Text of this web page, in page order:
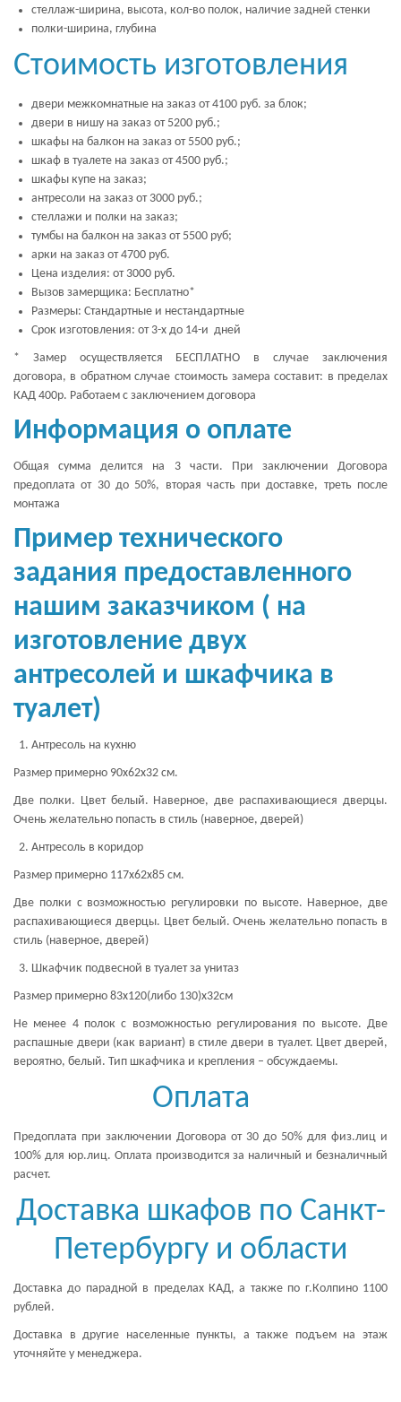
стеллаж-ширина, высота, кол-во полок, наличие задней стенки
полки-ширина, глубина
Стоимость изготовления
двери межкомнатные на заказ от 4100 руб. за блок;
двери в нишу на заказ от 5200 руб.;
шкафы на балкон на заказ от 5500 руб.;
шкаф в туалете на заказ от 4500 руб.;
шкафы купе на заказ;
антресоли на заказ от 3000 руб.;
стеллажи и полки на заказ;
тумбы на балкон на заказ от 5500 руб;
арки на заказ от 4700 руб.
Цена изделия: от 3000 руб.
Вызов замерщика: Бесплатно*
Размеры: Стандартные и нестандартные
Срок изготовления: от 3-х до 14-и дней
* Замер осуществляется БЕСПЛАТНО в случае заключения
договора, в обратном случае стоимость замера составит: в пределах
КАД 400р. Работаем с заключением договора
Информация о оплате
Общая сумма делится на 3 части. При заключении Договора
предоплата от 30 до 50%, вторая часть при доставке, треть после
монтажа
Пример технического
задания предоставленного
нашим заказчиком ( на
изготовление двух
антресолей и шкафчика в
туалет)
Антресоль на кухню
Размер примерно 90х62х32 см.
Две полки. Цвет белый. Наверное, две распахивающиеся дверцы.
Очень желательно попасть в стиль (наверное, дверей)
Антресоль в коридор
Размер примерно 117х62х85 см.
Две полки с возможностью регулировки по высоте. Наверное, две
распахивающиеся дверцы. Цвет белый. Очень желательно попасть в
стиль (наверное, дверей)
Шкафчик подвесной в туалет за унитаз
Размер примерно 83х120(либо 130)х32см
Не менее 4 полок с возможностью регулирования по высоте. Две
распашные двери (как вариант) в стиле двери в туалет. Цвет дверей,
вероятно, белый. Тип шкафчика и крепления – обсуждаемы.
Оплата
Предоплата при заключении Договора от 30 до 50% для физ.лиц и
100% для юр.лиц. Оплата производится за наличный и безналичный
расчет.
Доставка шкафов по Санкт-
Петербургу и области
Доставка до парадной в пределах КАД, а также по г.Колпино 1100
рублей.
Доставка в другие населенные пункты, а также подъем на этаж
уточняйте у менеджера.